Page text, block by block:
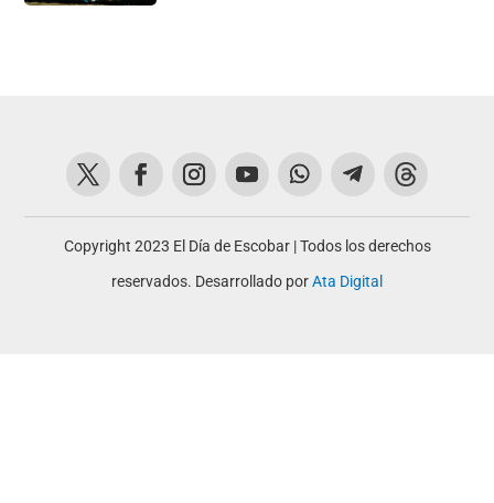
Copyright 2023 El Día de Escobar | Todos los derechos
reservados. Desarrollado porAta Digital